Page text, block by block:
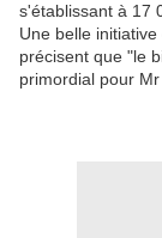
s'établissant à 17
Une belle
précisent que "le
primordial pour Mr